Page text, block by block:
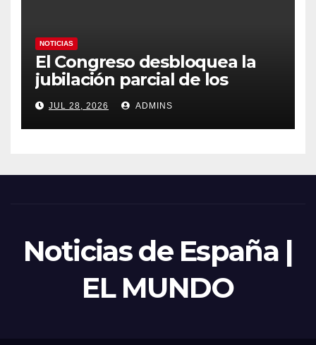
NOTICIAS
El Congreso desbloquea la
jubilación parcial de los
trabajadores laborales del
sector público
JUL 28, 2026 ADMINS
Noticias de España |
EL MUNDO